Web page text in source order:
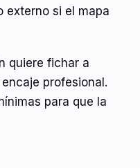
externo si el mapa
quiere fichar a
profesional.
para que la